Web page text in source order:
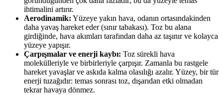
ihtimalini artırır.
Aerodinamik: Yüzeye yakın hava, odanın ortasındakinden
daha yavaş hareket eder (sınır tabakası). Toz bu alana
girdiğinde, hava akımları tarafından daha az taşınır ve kolayca
yüzeye yapışır.
Çarpışmalar ve enerji kaybı: Toz sürekli hava
molekülleriyle ve birbirleriyle çarpışır. Zamanla bu rastgele
hareket yavaşlar ve askıda kalma olasılığı azalır. Yüzey, bir tür
enerji tuzağıdır: temas sonrası toz, dışarıdan etki olmadan
tekrar havaya dönmez.